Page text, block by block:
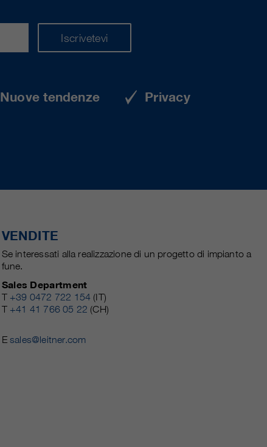
Iscrivetevi
Nuove tendenze Privacy
VENDITE
Se interessati alla realizzazione di un progetto di impianto a
fune.
Sales Department
T +39 0472 722 154 (IT)
T +41 41 766 05 22 (CH)
Esales@leitner.com